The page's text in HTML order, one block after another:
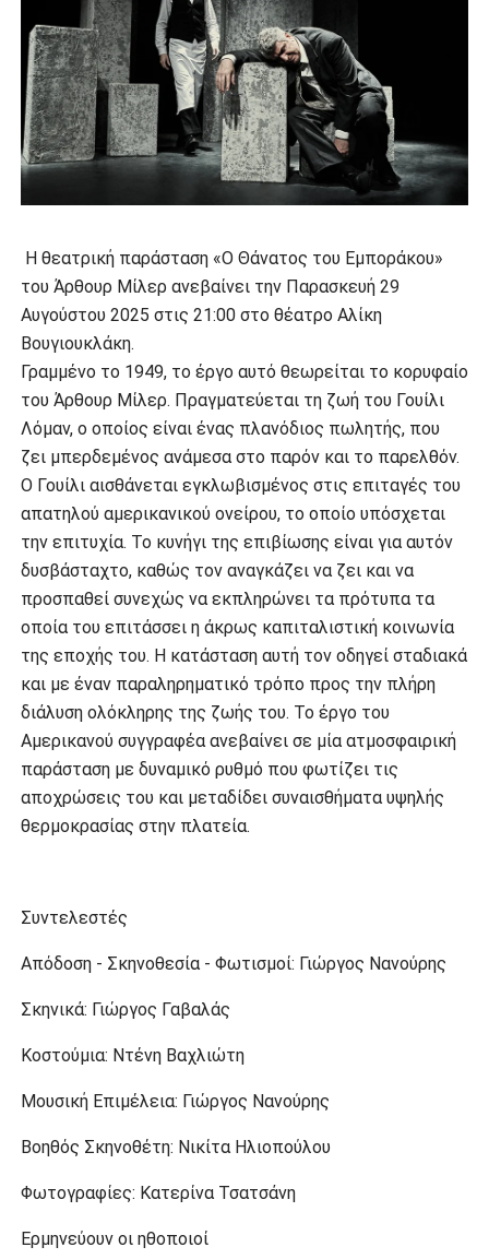
Η θεατρική παράσταση «Ο Θάνατος του Εμποράκου»
του Άρθουρ Μίλερ ανεβαίνει την Παρασκευή 29
Αυγούστου 2025 στις 21:00 στο θέατρο Αλίκη
Βουγιουκλάκη.
Γραμμένο το 1949, το έργο αυτό θεωρείται το κορυφαίο
του Άρθουρ Μίλερ. Πραγματεύεται τη ζωή του Γουίλι
Λόμαν, ο οποίος είναι ένας πλανόδιος πωλητής, που
ζει μπερδεμένος ανάμεσα στο παρόν και το παρελθόν.
Ο Γουίλι αισθάνεται εγκλωβισμένος στις επιταγές του
απατηλού αμερικανικού ονείρου, το οποίο υπόσχεται
την επιτυχία. Το κυνήγι της επιβίωσης είναι για αυτόν
δυσβάσταχτο, καθώς τον αναγκάζει να ζει και να
προσπαθεί συνεχώς να εκπληρώνει τα πρότυπα τα
οποία του επιτάσσει η άκρως καπιταλιστική κοινωνία
της εποχής του. Η κατάσταση αυτή τον οδηγεί σταδιακά
και με έναν παραληρηματικό τρόπο προς την πλήρη
διάλυση ολόκληρης της ζωής του. Το έργο του
Αμερικανού συγγραφέα ανεβαίνει σε μία ατμοσφαιρική
παράσταση με δυναμικό ρυθμό που φωτίζει τις
αποχρώσεις του και μεταδίδει συναισθήματα υψηλής
θερμοκρασίας στην πλατεία.
Συντελεστές
Απόδοση - Σκηνοθεσία - Φωτισμοί: Γιώργος Νανούρης
Σκηνικά: Γιώργος Γαβαλάς
Κοστούμια: Ντένη Βαχλιώτη
Μουσική Επιμέλεια: Γιώργος Νανούρης
Βοηθός Σκηνοθέτη: Νικίτα Ηλιοπούλου
Φωτογραφίες: Κατερίνα Τσατσάνη
Ερμηνεύουν οι ηθοποιοί